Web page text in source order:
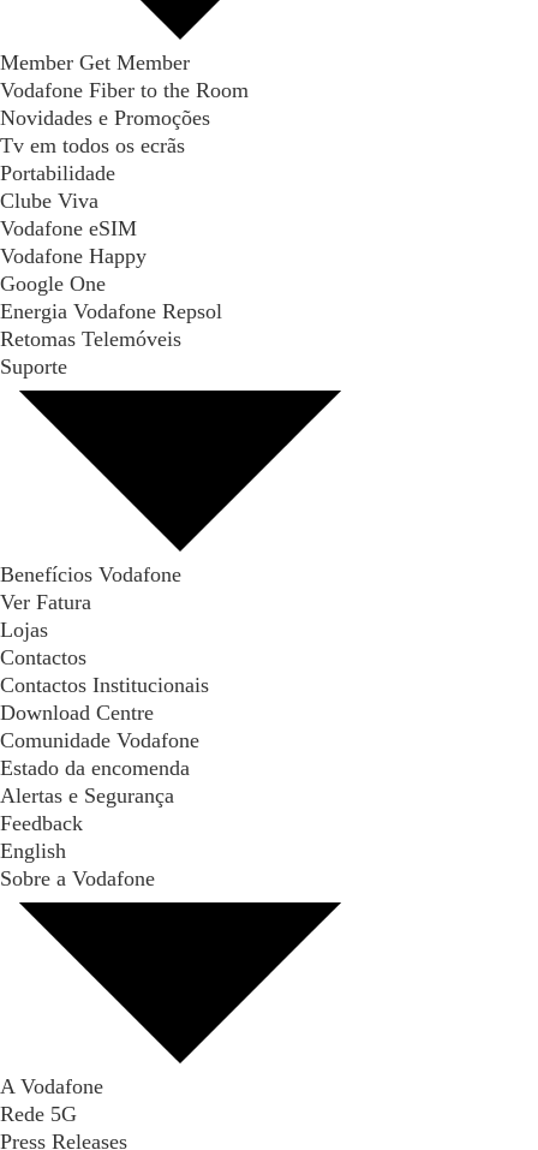
Member Get Member
Vodafone Fiber to the Room
Novidades e Promoções
Tv em todos os ecrãs
Portabilidade
Clube Viva
Vodafone eSIM
Vodafone Happy
Google One
Energia Vodafone Repsol
Retomas Telemóveis
Suporte
Benefícios Vodafone
Ver Fatura
Lojas
Contactos
Contactos Institucionais
Download Centre
Comunidade Vodafone
Estado da encomenda
Alertas e Segurança
Feedback
English
Sobre a Vodafone
A Vodafone
Rede 5G
Press Releases